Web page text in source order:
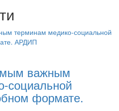
важным
социальной
формате.